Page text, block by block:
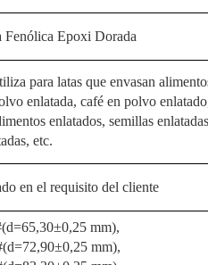
Fenólica Epoxi Dorada
para latas que envasan
enlatada, café en polvo
enlatados, semillas
etc.
en el requisito del cliente
mm),
mm),